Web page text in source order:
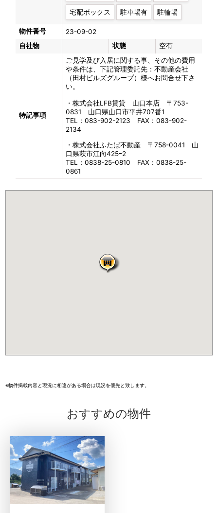
宅配ボックス 駐車場有 駐輪場
物件番号
23-09-02
自社物
状態 空有
特記事項
ご見学及び入居に関する事、その他の費用
や条件は、下記管理委託先：不動産会社
（田村ビルズグループ）様へお問合せ下さ
い。
・株式会社LFB賃貸 山口本店 〒753-
0831 山口県山口市平井707番1
TEL：083-902-2123 FAX：083-902-
2134
・株式会社ふたば不動産 〒758-0041 山
口県萩市江向425ｰ2
TEL：0838-25-0810 FAX：0838-25-
0861
※物件掲載内容と現況に相違がある場合は現況を優先と致します。
おすすめの物件